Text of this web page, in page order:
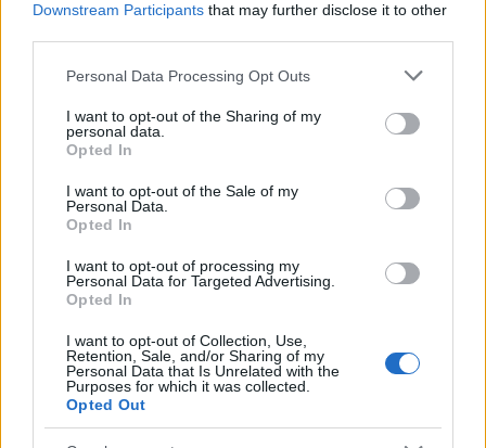
Downstream Participants that may further disclose it to other
Please note that this website/app uses one or more Google
not limited to your visit or usage behaviour. You may click to
grant or deny consent to Google and its third-party tags to
use your data for below specified purposes in below Google
consent section.
Personal Data Processing Opt Outs
I want to opt-out of the Sharing of my
personal data.
Opted In
I want to opt-out of the Sale of my
Personal Data.
Opted In
I want to opt-out of processing my
Personal Data for Targeted Advertising.
Opted In
I want to opt-out of Collection, Use,
Retention, Sale, and/or Sharing of my
Personal Data that Is Unrelated with the
Purposes for which it was collected.
Opted Out
Επίσης, η ΑΕΛ εξέδωσε και σχετική ανακοίνωση που